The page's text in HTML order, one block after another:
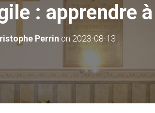
: apprendre
Perrin on 2023-08-13